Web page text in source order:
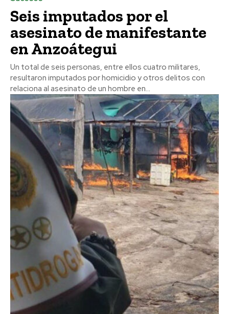
Seis imputados por el
asesinato de manifestante
en Anzoátegui
Un total de seis personas, entre ellos cuatro militares,
resultaron imputados por homicidio y otros delitos con
relaciona al asesinato de un hombre en...